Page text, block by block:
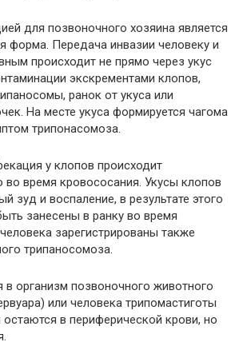
для позвоночного хозяина является
форма. Передача инвазии человеку и
происходит не прямо через укус
экскрементами клопов,
ранок от укуса или
На месте укуса формируется чагома
трипонасомоза.
у клопов происходит
во время кровососания. Укусы клопов
зуд и воспаление, в результате этого
занесены в ранку во время
зарегистрированы также
трипаносомоза.
в организм позвоночного животного
или человека трипомастиготы
в периферической крови, но